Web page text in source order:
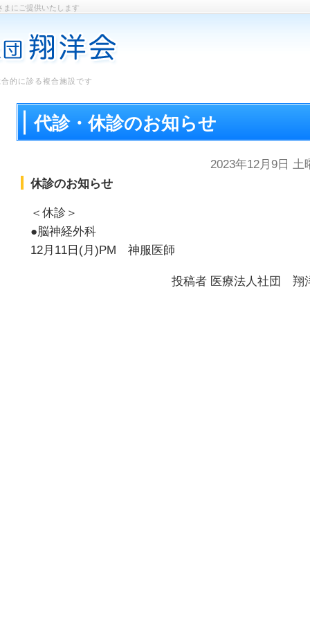
まにご提供いたします
的に診る複合施設です
代診・休診のお知らせ
2023年12月9日 土
休診のお知らせ
＜休診＞
●脳神経外科
12月11日(月)PM 神服医師
投稿者 医療法人社団 翔